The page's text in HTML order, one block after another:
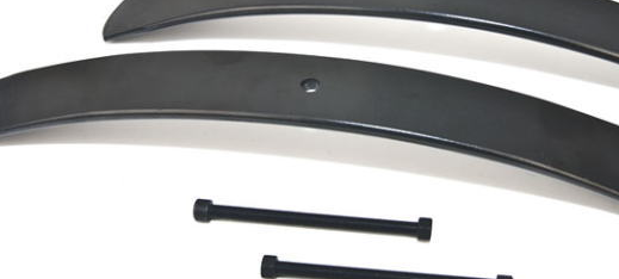
トヨタ_タンドラ_サスペンション_パーツ・トヨタ_タコマ_サスペンション_パー
トヨタ_ＦＪクルーザー_サスペンション_パーツ・トヨタ_サーフ_サスペンション_
トヨタ_４ランナー_サスペンションパーツ・トヨタ_ハリアー_サスペンションパ
トヨタ_ランドクルーザー_サスペンション_パーツ・
シボレー_サバーバン_サスペンション_パーツ・シボレー_タホ_サスペンション_パ
シボレー_Ｃ１５００_サスペンション_パーツ・シボレー_シルバラード_サスペンショ
・シボレー_アバランチ_サスペンション_パーツ・シボレー_コルベット_サスペンショ
・シボレー_トレイルブレーザー_サスペンション_パーツ・シボレー_エクスプレス_サス
パーツ・ＧＭ_ユーコン_サスペンション_パーツ・ＧＭ_デナリ_サスペンション_パ
ＧＭ_サバナ_サスペンション_パーツ・ＧＭ_シエラ_サスペンション_パーツ・
キャデラック_エスカレード_サスペンション_パーツ・キャデラック_ＣＴＳ_サスペンシ
・キャデラック_ＳＴＳ_サスペンション_パーツ・キャデラック_ＳＲＸ_サスペンショ
フォード_Ｆ１５０_サスペンション_パーツ・フォード_エクスプローラー_サスペンショ